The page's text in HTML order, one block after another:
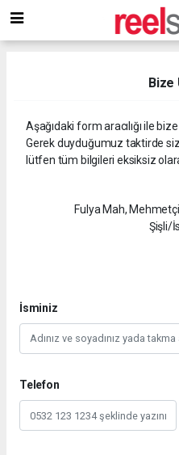
Bize
Aşağıdaki form aracılığı ile
Gerek duyduğumuz taktirde
lütfen tüm bilgileri eksiksiz
Fulya Mah,
Şişli/
İsminiz
Telefon